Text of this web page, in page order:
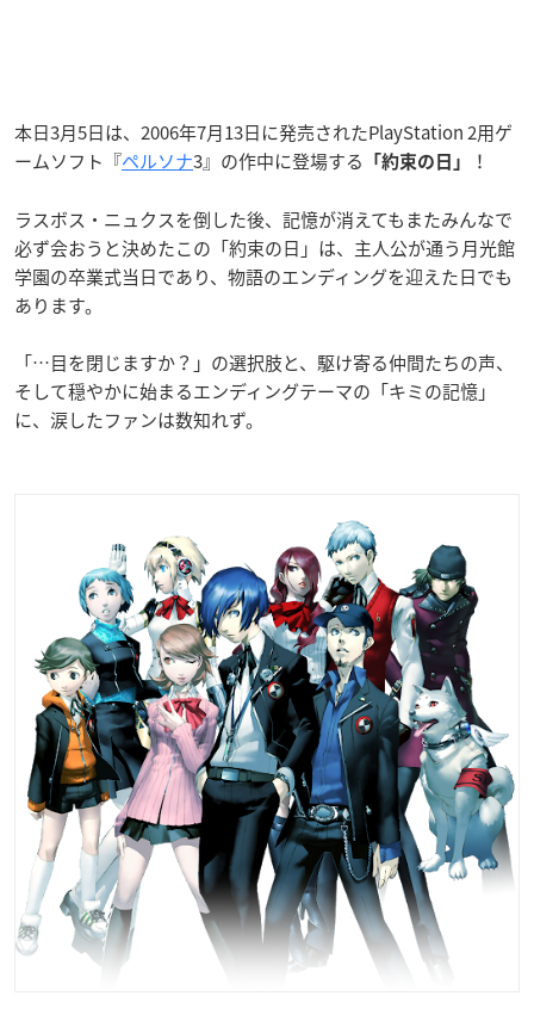
本日3月5日は、2006年7月13日に発売されたPlayStation 2用ゲ
ームソフト『ペルソナ3』の作中に登場する 「約束の日」 ！
ラスボス・ニュクスを倒した後、記憶が消えてもまたみんなで
必ず会おうと決めたこの「約束の日」は、主人公が通う月光館
学園の卒業式当日であり、物語のエンディングを迎えた日でも
あります。
「…目を閉じますか？」の選択肢と、駆け寄る仲間たちの声、
そして穏やかに始まるエンディングテーマの「キミの記憶」
に、涙したファンは数知れず。